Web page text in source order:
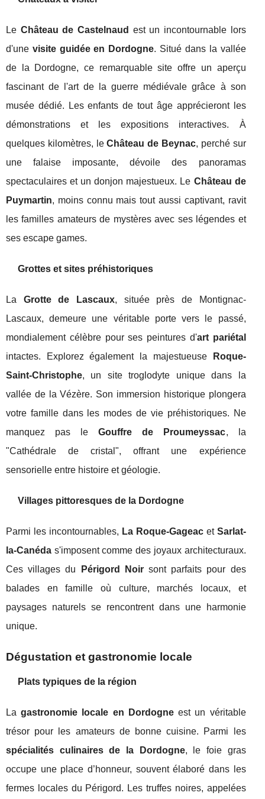
Le Château de Castelnaud est un incontournable lors
d'une visite guidée en Dordogne. Situé dans la vallée
de la Dordogne, ce remarquable site offre un aperçu
fascinant de l'art de la guerre médiévale grâce à son
musée dédié. Les enfants de tout âge apprécieront les
démonstrations et les expositions interactives. À
quelques kilomètres, leChâteau de Beynac, perché sur
une falaise imposante, dévoile des panoramas
spectaculaires et un donjon majestueux. Le Château de
Puymartin, moins connu mais tout aussi captivant, ravit
les familles amateurs de mystères avec ses légendes et
ses escape games.
Grottes et sites préhistoriques
La Grotte de Lascaux, située près de Montignac-
Lascaux, demeure une véritable porte vers le passé,
mondialement célèbre pour ses peintures d'art pariétal
intactes. Explorez également la majestueuse
Roque-
Saint-Christophe, un site troglodyte unique dans la
vallée de la Vézère. Son immersion historique plongera
votre famille dans les modes de vie préhistoriques. Ne
manquez pas leGouffre de Proumeyssac, la
"Cathédrale de cristal", offrant une expérience
sensorielle entre histoire et géologie.
Villages pittoresques de la Dordogne
Parmi les incontournables, La Roque-Gageacet Sarlat-
la-Canéda s'imposent comme des joyaux architecturaux.
Ces villages du
Périgord Noirsont parfaits pour des
balades en famille où culture, marchés locaux, et
paysages naturels se rencontrent dans une harmonie
unique.
Dégustation et gastronomie locale
Plats typiques de la région
Lagastronomie locale en Dordogneest un véritable
trésor pour les amateurs de bonne cuisine. Parmi les
spécialités culinaires de la Dordogne, le foie gras
occupe une place d’honneur, souvent élaboré dans les
fermes locales du Périgord. Les truffes noires, appelées